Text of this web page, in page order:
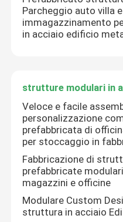
Prodotti
Circa noi
Giro della fabbrica
Controllo di qualità
Parcheggio auto villa
immagazzinamento
in acciaio edificio
strutture modulari in
Veloce e facile
personalizzazione
prefabbricata di
per stoccaggio in
Fabbricazione di
prefabbricate
magazzini e officine
Modulare Custom
struttura in acciaio